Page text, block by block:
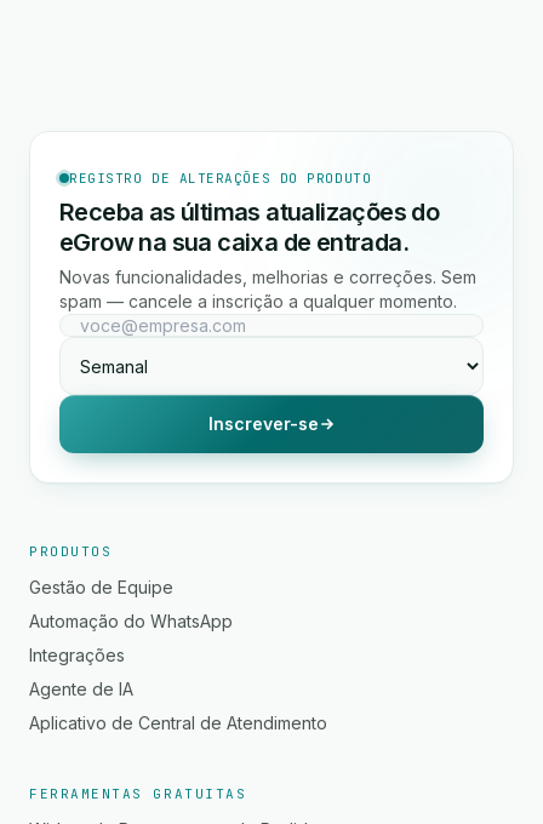
REGISTRO DE ALTERAÇÕES DO PRODUTO
Receba as últimas atualizações do
eGrow na sua caixa de entrada.
Novas funcionalidades, melhorias e correções. Sem
spam — cancele a inscrição a qualquer momento.
Inscrever-se
PRODUTOS
Gestão de Equipe
Automação do WhatsApp
Integrações
Agente de IA
Aplicativo de Central de Atendimento
FERRAMENTAS GRATUITAS